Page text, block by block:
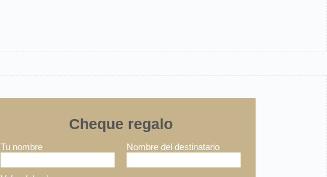
Cheque regalo
Tu nombre Nombre del destinatario